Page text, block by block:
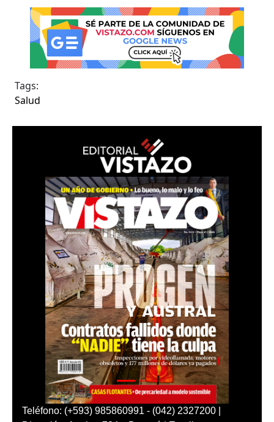
Tags:
Salud
Teléfono: (+593) 985860991 - (042) 2327200 |